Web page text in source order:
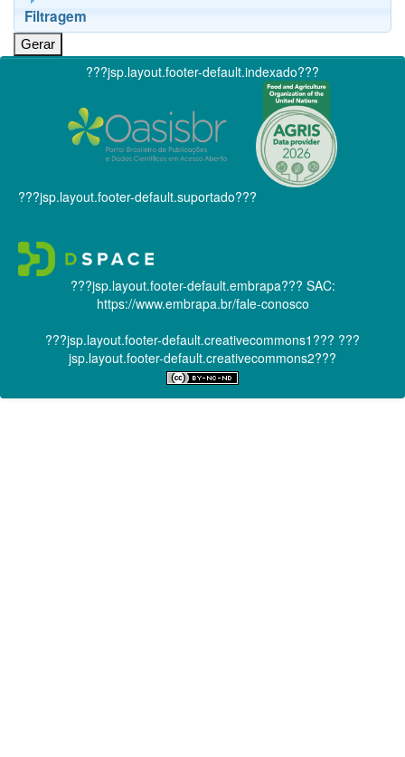
Filtragem
???jsp.layout.footer-default.indexado???
???jsp.layout.footer-default.suportado???
???jsp.layout.footer-default.embrapa??? SAC:
https://www.embrapa.br/fale-conosco
???jsp.layout.footer-default.creativecommons1??? ???
jsp.layout.footer-default.creativecommons2???